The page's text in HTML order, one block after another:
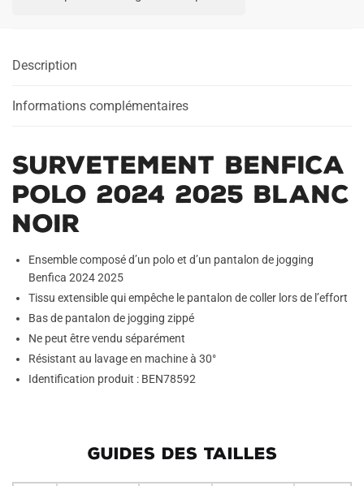
Blanc
Description
Informations complémentaires
Survetement Benfica
Polo 2024 2025 Blanc
Noir
Ensemble composé d’un polo et d’un pantalon de jogging
Benfica 2024 2025
Tissu extensible qui empêche le pantalon de coller lors de l’effort
Bas de pantalon de jogging zippé
Ne peut être vendu séparément
Résistant au lavage en machine à 30°
Identification produit : BEN78592
GUIDES DES TAILLES